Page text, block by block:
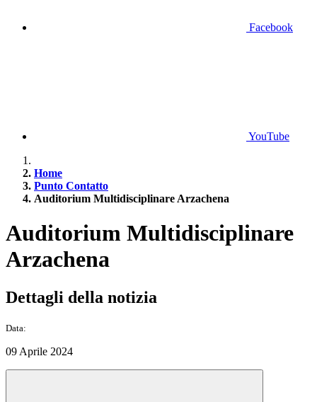
Facebook
YouTube
Home
Punto Contatto
Auditorium Multidisciplinare Arzachena
Auditorium Multidisciplinare
Arzachena
Dettagli della notizia
Data:
09 Aprile 2024